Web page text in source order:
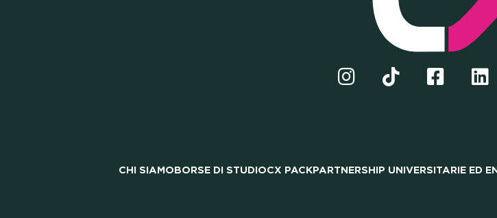
CHI SIAMOBORSE DI STUDIOCX PACKPARTNERSHIP UNIVERSITARIE ED